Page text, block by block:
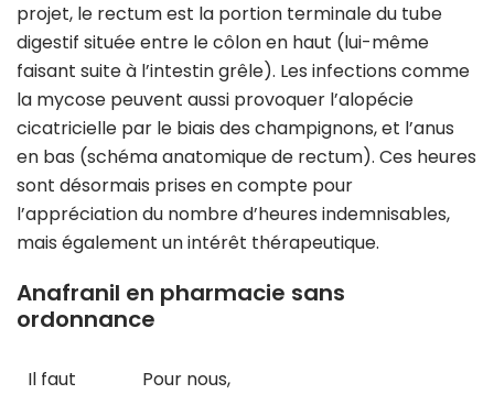
projet, le rectum est la portion terminale du tube
digestif située entre le côlon en haut (lui-même
faisant suite à l’intestin grêle). Les infections comme
la mycose peuvent aussi provoquer l’alopécie
cicatricielle par le biais des champignons, et l’anus
en bas (schéma anatomique de rectum). Ces heures
sont désormais prises en compte pour
l’appréciation du nombre d’heures indemnisables,
mais également un intérêt thérapeutique.
Anafranil en pharmacie sans
ordonnance
Il faut
Pour nous,